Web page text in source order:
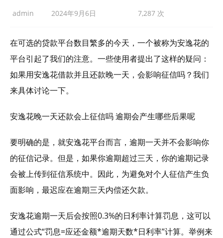
admin 2024年9月6日 7,287 次
在可选的贷款平台数目繁多的今天，一个被称为安逸花的
平台引起了我们的注意。一些使用者提出了这样的疑问：
如果用安逸花借款并且还款晚一天，会影响征信吗？我们
来具体讨论一下。
安逸花晚一天还款会上征信吗 逾期会产生哪些后果呢
要明确的是，就安逸花平台而言，逾期一天并不会影响你
的征信记录。但是，如果你逾期超过三天，你的逾期记录
会被上传到征信系统中。因此，为避免对个人征信产生负
面影响，最迟应在逾期三天内偿还欠款。
安逸花逾期一天后会按照0.3%的日利率计算罚息，这可以
通过公式“罚息=应还金额*逾期天数*日利率”计算。举例来